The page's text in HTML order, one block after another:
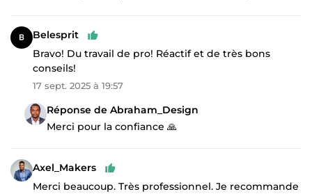
Belesprit
Bravo! Du travail de pro! Réactif et de très bons
conseils!
17 sept. 2025 à 19:57
Réponse de Abraham_Design
Merci pour la confiance 🙏
Axel_Makers
Merci beaucoup. Très professionnel. Je recommande